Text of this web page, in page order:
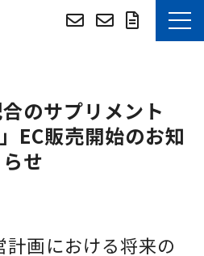
のサプリメント
EC販売開始のお知
らせ
計画における将来の